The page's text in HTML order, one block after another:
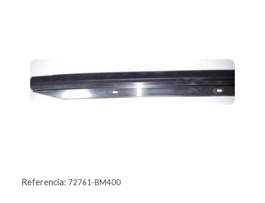
Referencia: 72761-BM400